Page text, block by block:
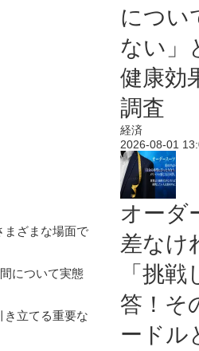
まざまな場面で
について実態
き立てる重要な
につい
ない」
健康効
調査
経済
2026-08-01
オーダ
差なけ
「挑
答！そ
ードル